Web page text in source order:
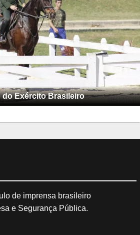
do Exército Brasileiro
de imprensa brasileiro
e Segurança Pública.